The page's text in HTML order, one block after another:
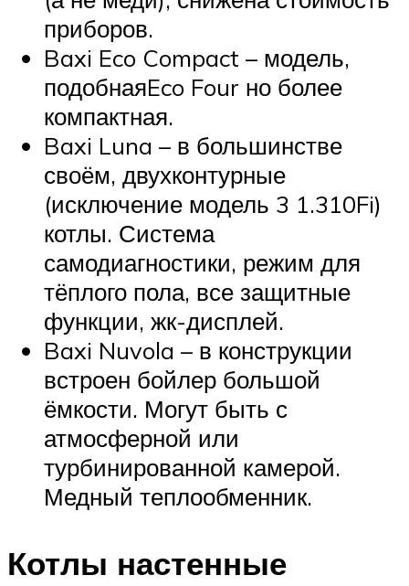
приборов.
Baxi Eco Compact – модель,
подобнаяEco Four но более
компактная.
Baxi Luna – в большинстве
своём, двухконтурные
(исключение модель 3 1.310Fi)
котлы. Система
самодиагностики, режим для
тёплого пола, все защитные
функции, жк-дисплей.
Baxi Nuvola – в конструкции
встроен бойлер большой
ёмкости. Могут быть с
атмосферной или
турбинированной камерой.
Медный теплообменник.
Котлы настенные